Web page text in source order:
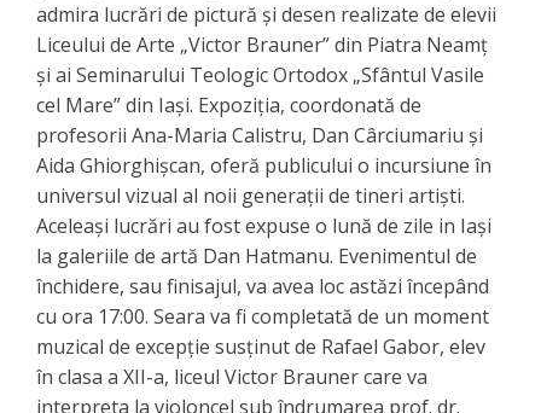
admira lucrări de pictură și desen realizate de elevii
Liceului de Arte „Victor Brauner” din Piatra Neamț
și ai Seminarului Teologic Ortodox „Sfântul Vasile
cel Mare” din Iași. Expoziția, coordonată de
profesorii Ana-Maria Calistru, Dan Cârciumariu și
Aida Ghiorghișcan, oferă publicului o incursiune în
universul vizual al noii generații de tineri artiști.
Aceleași lucrări au fost expuse o lună de zile in Iași
la galeriile de artă Dan Hatmanu. ​Evenimentul de
închidere, sau finisajul, va avea loc astăzi începând
cu ora 17:00. Seara va fi completată de un moment
muzical de excepție susținut de Rafael Gabor, elev
în clasa a XII-a, liceul Victor Brauner care va
interpreta la violoncel sub îndrumarea prof. dr.